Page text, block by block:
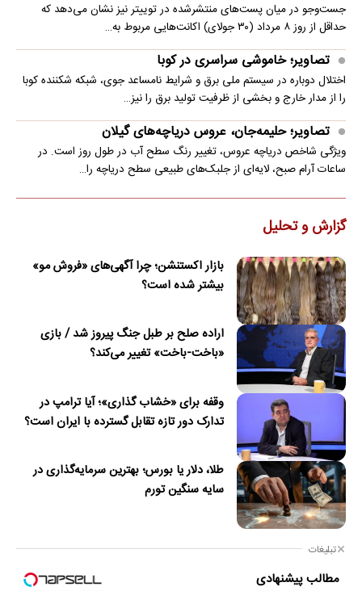
جست‌وجو در میان پست‌های منتشرشده در توییتر نیز نشان می‌دهد که
حداقل از روز ۸ مرداد (۳۰ جولای) اکانت‌هایی مربوط به…
تصاویر؛ خاموشی سراسری در کوبا
اختلال دوباره در سیستم ملی برق و شرایط نامساعد جوی، شبکه شکننده کوبا
را از مدار خارج و بخشی از ظرفیت تولید برق را نیز…
تصاویر؛ حلیمه‌جان، عروس دریاچه‌های گیلان
ویژگی شاخص دریاچه عروس، تغییر رنگ سطح آب در طول روز است. در
ساعات آرام صبح، لایه‌ای از جلبک‌های طبیعی سطح دریاچه را…
گزارش و تحلیل
بازار اکستنشن؛ چرا آگهی‌های «فروش مو»
بیشتر شده است؟
اراده صلح بر طبل جنگ پیروز شد / بازی
«باخت-باخت» تغییر می‌کند؟
وقفه برای «خشاب گذاری»؛ آیا ترامپ در
تدارک دور تازه تقابل گسترده با ایران است؟
طلا، دلار یا بورس؛ بهترین سرمایه‌گذاری در
سایه سنگین تورم
تبلیغات
مطالب پیشنهادی